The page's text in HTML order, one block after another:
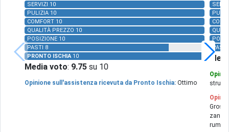
SERVIZI 10
PULIZIA 10
COMFORT 10
QUALITÀ PREZZO 10
POSIZIONE 10
PASTI 8
PRONTO ISCHIA10
Media voto: 9.75 su 10
Opinione sull'assistenza ricevuta da Pronto Ischia: Ottimo